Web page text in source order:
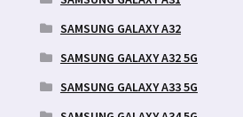
SAMSUNG GALAXY A32
SAMSUNG GALAXY A32 5G
SAMSUNG GALAXY A33 5G